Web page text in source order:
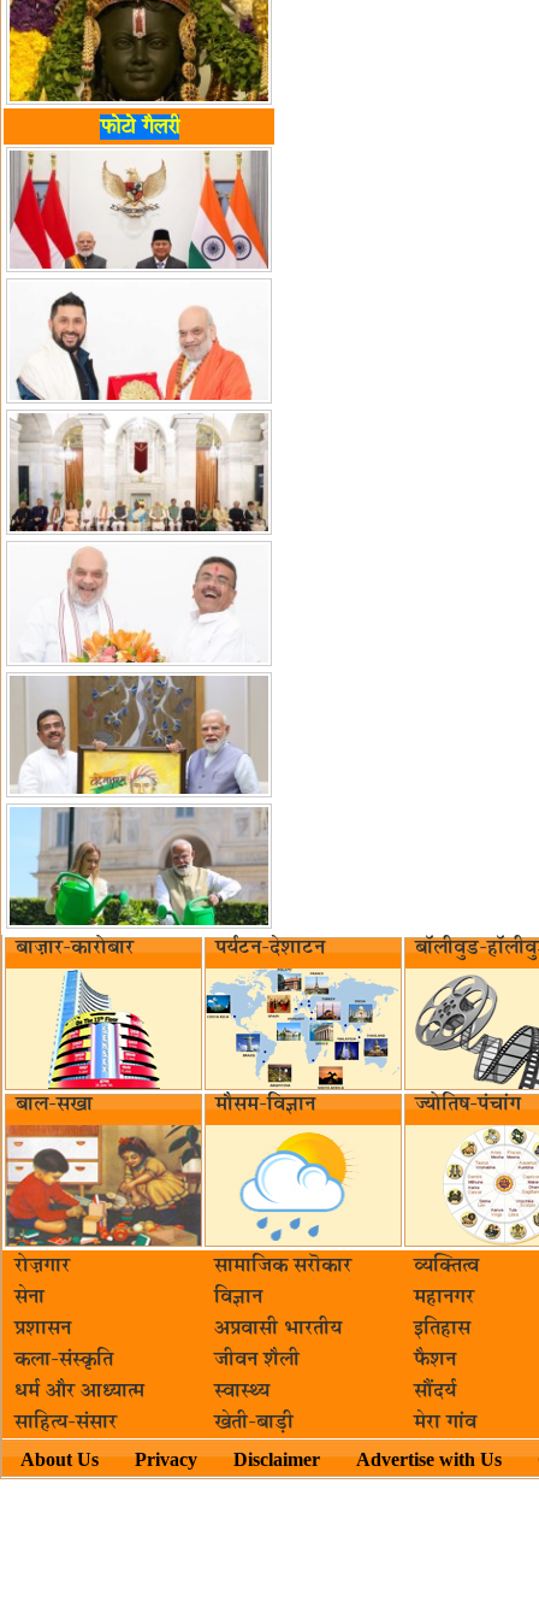
फोटो गैलरी
बाज़ार-कारोबार पर्यटन-देशाटन बॉलीवुड-
बाल-सखा मौसम-विज्ञान ज्योतिष-पंचांग
रोज़गार सामाजिक सरॊकार‌
व्यक्तित्व
सेना
विज्ञान
महानगर
प्रशासन
अप्रवासी भारतीय
इतिहास
कला-संस्कृति
जीवन शैली
फैशन
धर्म और आध्यात्म
स्वास्थ्य
सौंदर्य
साहित्य-संसार
खेती-बाड़ी मेरा गांव
About Us Privacy Disclaimer Advertise with Us